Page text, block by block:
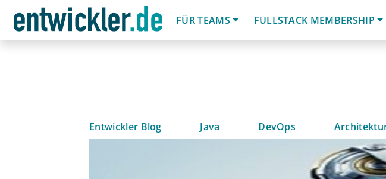
FÜR TEAMS
FULLSTACK MEMBERSHIP
Entwickler Blog Java DevOps